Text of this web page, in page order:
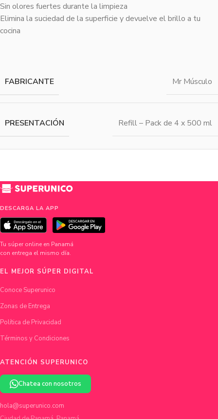
Sin olores fuertes durante la limpieza
Elimina la suciedad de la superficie y devuelve el brillo a tu
cocina
FABRICANTE Mr Músculo
PRESENTACIÓN Refill – Pack de 4 x 500 ml
DESCARGA LA APP
Tu súper online en Panamá
con entrega el mismo día.
EL MEJOR SÚPER DIGITAL
Conoce Superunico
Zonas de Entrega
Política de Privacidad
Términos y Condiciones
ATENCIÓN SUPERUNICO
Chatea con nosotros
hola@superunico.com